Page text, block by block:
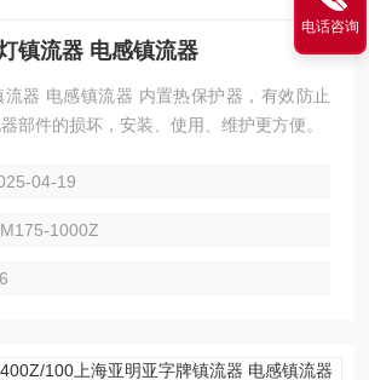
镇流器 电感镇流器
流器 电感镇流器 内置热保护器，有效防止
部件的损坏，安装、使用、维护更方便。
04-19
1000Z
电话咨询